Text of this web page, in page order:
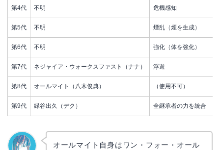
第4代 不明 危機感知
第5代 不明 煙乱（煙を生成）
第6代 不明 強化（体を強化）
第7代 ネジャイア・ウォークスファスト（ナナ） 浮遊
第8代 オールマイト（八木俊典） （使用不可）
第9代 緑谷出久（デク） 全継承者の力を統合
オールマイト自身はワン・フォー・オール